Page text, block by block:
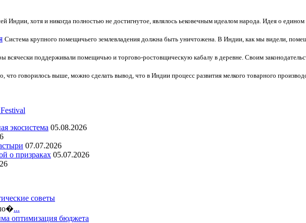
Индии, хотя и никогда полностью не достигнутое, являлось ьековечным идеалом народа. Идея о
Система крупного помещичьего землевладения должна быть уничтожена. В Индии, как мы видели,
всячески поддерживали помещичью и торгово-ростовщическую кабалу в деревне. Своим
что говорилось выше, можно сделать вывод, что в Индии процесс развития мелкого товарного
экосистема 05.08.2026
07.07.2026
о призраках 05.07.2026
советы
...
оптимизация бюджета